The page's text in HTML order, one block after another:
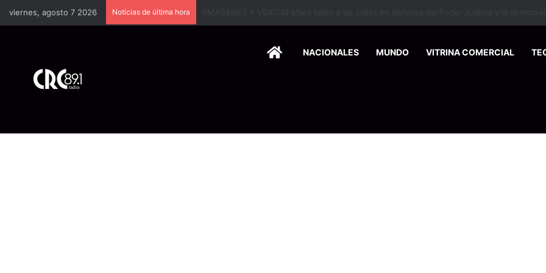
viernes, agosto 7 2026 Noticias de última hora
HOMENACIONALES MUNDO VITRINA COMERCIAL